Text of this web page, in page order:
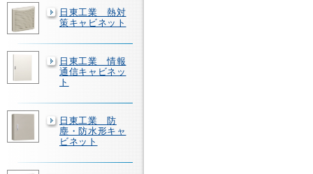
日東工業 熱対
策キャビネット
日東工業 情報
通信キャビネッ
ト
日東工業 防
塵・防水形キャ
ビネット